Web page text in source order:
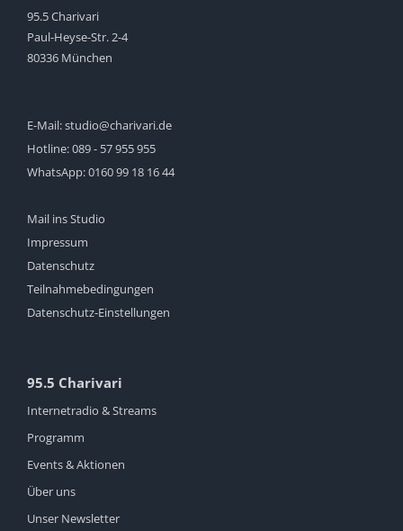
95.5 Charivari
Paul-Heyse-Str. 2-4
80336 München
E-Mail:studio@charivari.de
Hotline:089 - 57 955 955
WhatsApp:0160 99 18 16 44
Mail ins Studio
Impressum
Datenschutz
Teilnahmebedingungen
Datenschutz-Einstellungen
95.5 Charivari
Internetradio & Streams
Programm
Events & Aktionen
Über uns
Unser Newsletter